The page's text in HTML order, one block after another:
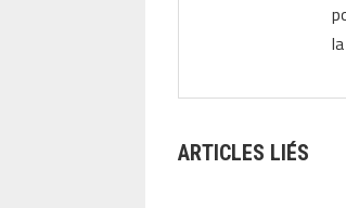
ARTICLES LIÉS